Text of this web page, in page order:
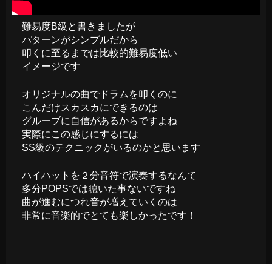
難易度B級と書きましたが
パターンがシンプルだから
叩くに至るまでは比較的難易度低い
イメージです
オリジナルの曲でドラムを叩くのに
こんだけスカスカにできるのは
グルーブに自信があるからですよね
実際にこの感じにするには
SS級のテクニックがいるのかと思います
ハイハットを２分音符で演奏するなんて
多分POPSでは聴いた事ないですね
曲が進むにつれ音が増えていくのは
非常に音楽的でとても楽しかったです！